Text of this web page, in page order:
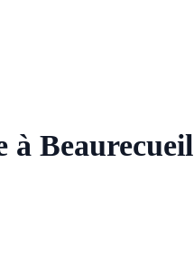
à Beaurecueil